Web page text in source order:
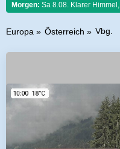
Morgen: Sa 8.08. Klarer
Europa Österreich Vbg.